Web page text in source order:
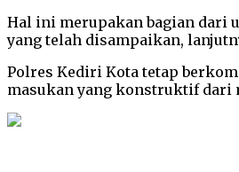
Hal ini merupakan bagian dari
yang telah disampaikan,
Polres Kediri Kota tetap
masukan yang konstruktif dari